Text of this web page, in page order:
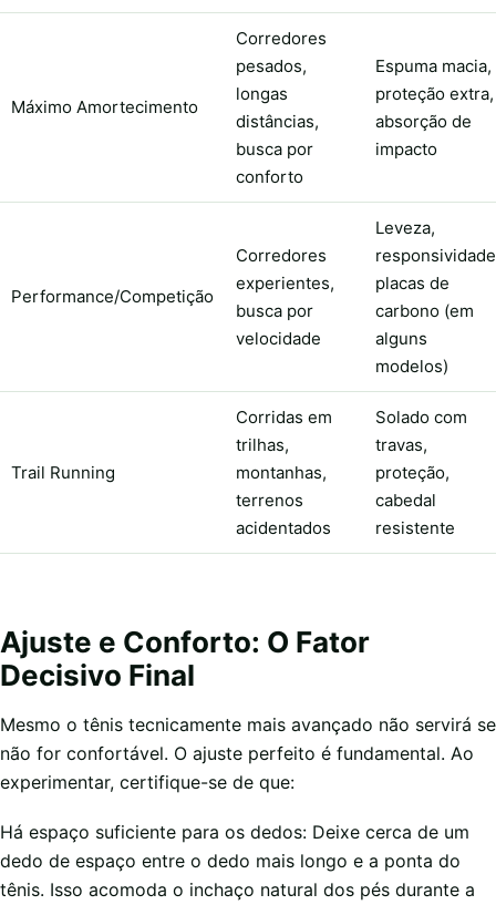
Máximo Amortecimento
Corredores
pesados,
longas
distâncias,
busca por
conforto
Espuma macia,
proteção extra,
absorção de
impacto
Performance/Competição
Corredores
experientes,
busca por
velocidade
Leveza,
placas de
carbono (em
alguns
modelos)
Trail Running
Corridas em
trilhas,
montanhas,
terrenos
acidentados
Solado com
travas,
proteção,
cabedal
resistente
Ajuste e Conforto: O Fator
Decisivo Final
Mesmo o tênis tecnicamente mais avançado não servirá se
não for confortável. O ajuste perfeito é fundamental. Ao
experimentar, certifique-se de que:
Há espaço suficiente para os dedos: Deixe cerca de um
dedo de espaço entre o dedo mais longo e a ponta do
tênis. Isso acomoda o inchaço natural dos pés durante a